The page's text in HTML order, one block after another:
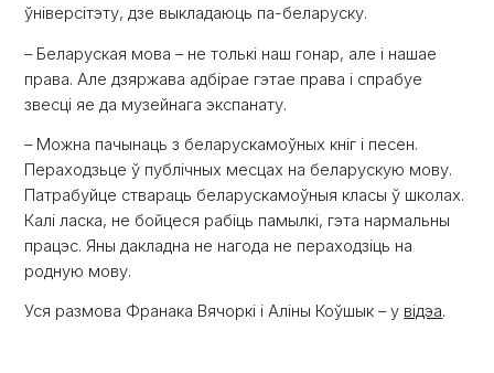
ўніверсітэту, дзе выкладаюць па-беларуску.
– Беларуская мова – не толькі наш гонар, але і нашае
права. Але дзяржава адбірае гэтае права і спрабуе
звесці яе да музейнага экспанату.
– Можна пачынаць з беларускамоўных кніг і песен.
Пераходзьце ў публічных месцах на беларускую мову.
Патрабуйце ствараць беларускамоўныя класы ў школах.
Калі ласка, не бойцеся рабіць памылкі, гэта нармальны
працэс. Яны дакладна не нагода не пераходзіць на
родную мову.
Уся размова Франака Вячоркі і Аліны Коўшык – у відэа.